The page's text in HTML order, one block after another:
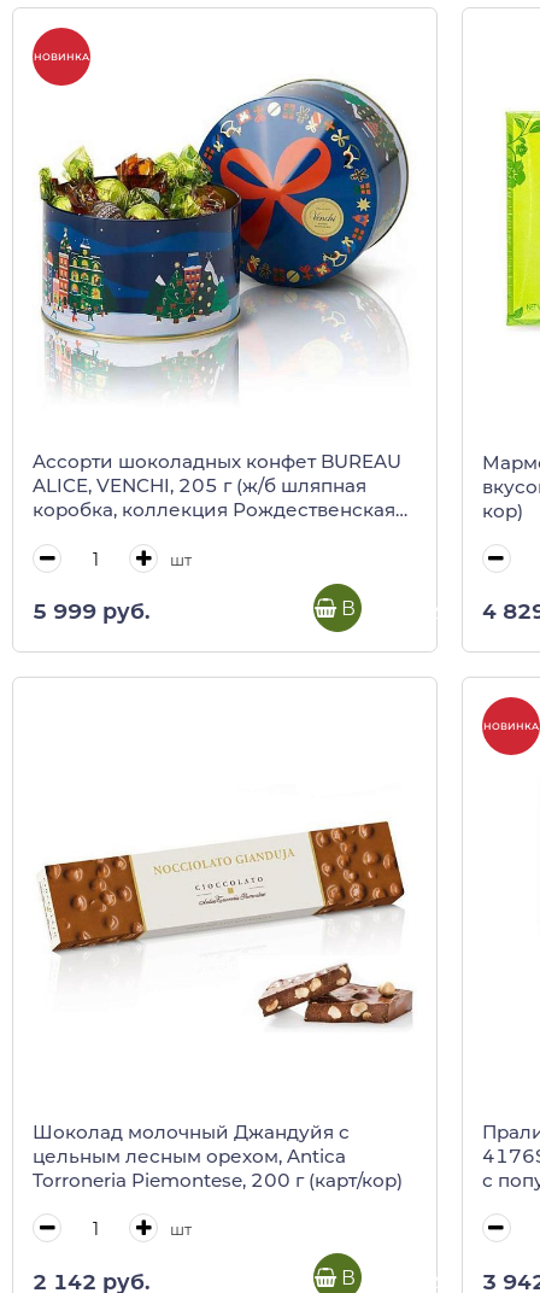
НОВИНКА
Aссорти шоколадных конфет BUREAU
ALICE, VENCHI, 205 г (ж/б шляпная
коробка, коллекция Рождественская
шт
5 999 руб. В корзину
кор)
4
Шоколад молочный Джандуйя с
цельным лесным орехом, Antica
Torroneria Piemontese, 200 г (карт/кор)
шт
2 142 руб. В корзину
НОВИНКА
с
3